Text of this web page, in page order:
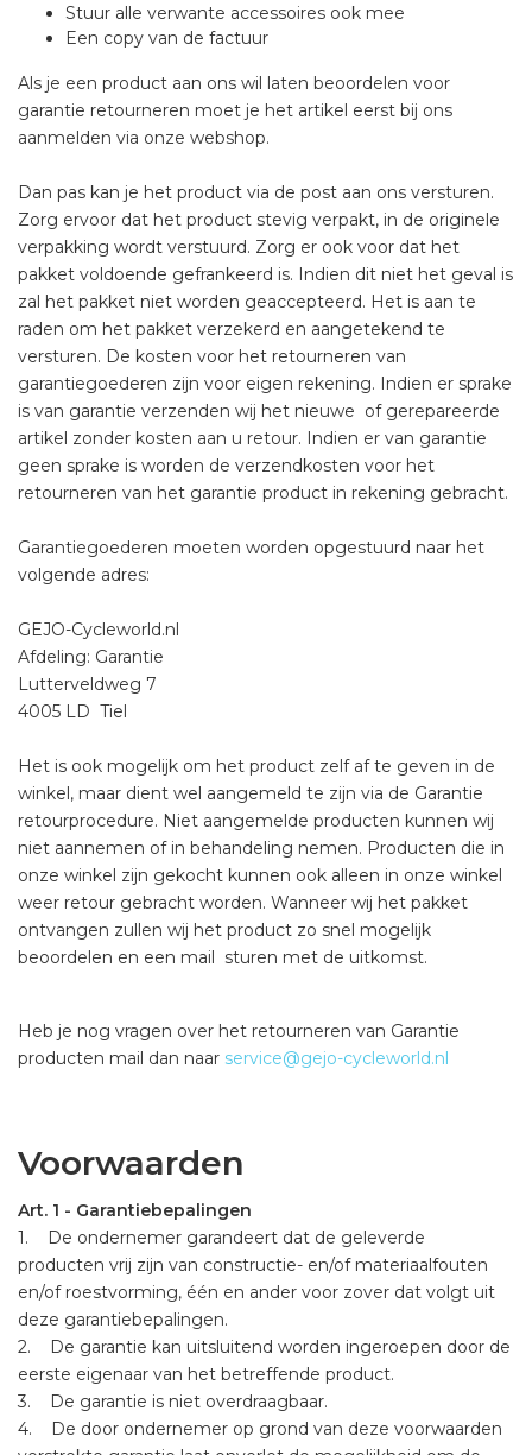
Stuur alle verwante accessoires ook mee
Een copy van de factuur
Als je een product aan ons wil laten beoordelen voor
garantie retourneren moet je het artikel eerst bij ons
aanmelden via onze webshop.
Dan pas kan je het product via de post aan ons versturen.
Zorg ervoor dat het product stevig verpakt, in de originele
verpakking wordt verstuurd. Zorg er ook voor dat het
pakket voldoende gefrankeerd is. Indien dit niet het geval is
zal het pakket niet worden geaccepteerd. Het is aan te
raden om het pakket verzekerd en aangetekend te
versturen. De kosten voor het retourneren van
garantiegoederen zijn voor eigen rekening. Indien er sprake
is van garantie verzenden wij het nieuwe of gerepareerde
artikel zonder kosten aan u retour. Indien er van garantie
geen sprake is worden de verzendkosten voor het
retourneren van het garantie product in rekening gebracht.
Garantiegoederen moeten worden opgestuurd naar het
volgende adres:
GEJO-Cycleworld.nl
Afdeling: Garantie
Lutterveldweg 7
4005 LD Tiel
Het is ook mogelijk om het product zelf af te geven in de
winkel, maar dient wel aangemeld te zijn via de Garantie
retourprocedure. Niet aangemelde producten kunnen wij
niet aannemen of in behandeling nemen. Producten die in
onze winkel zijn gekocht kunnen ook alleen in onze winkel
weer retour gebracht worden. Wanneer wij het pakket
ontvangen zullen wij het product zo snel mogelijk
beoordelen en een mail sturen met de uitkomst.
Heb je nog vragen over het retourneren van Garantie
producten mail dan naar service@gejo-cycleworld.nl
Voorwaarden
Art. 1 - Garantiebepalingen
1. De ondernemer garandeert dat de geleverde
producten vrij zijn van constructie- en/of materiaalfouten
en/of roestvorming, één en ander voor zover dat volgt uit
deze garantiebepalingen.
2. De garantie kan uitsluitend worden ingeroepen door de
eerste eigenaar van het betreffende product.
3. De garantie is niet overdraagbaar.
4. De door ondernemer op grond van deze voorwaarden